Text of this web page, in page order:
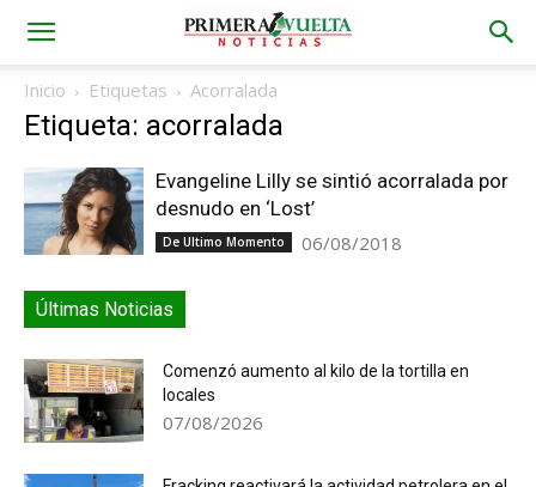
Inicio Etiquetas Acorralada
Etiqueta: acorralada
Evangeline Lilly se sintió acorralada por
desnudo en ‘Lost’
De Ultimo Momento 06/08/2018
Últimas Noticias
Comenzó aumento al kilo de la tortilla en
locales
07/08/2026